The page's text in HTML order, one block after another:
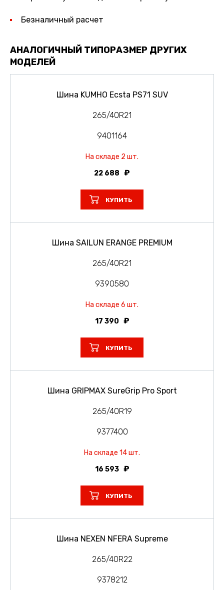
Безналичный расчет
АНАЛОГИЧНЫЙ ТИПОРАЗМЕР ДРУГИХ
МОДЕЛЕЙ
Шина KUMHO Ecsta PS71 SUV
265/40R21
9401164
На складе 2 шт.
22 688
КУПИТЬ
Шина SAILUN ERANGE PREMIUM
265/40R21
9390580
На складе 6 шт.
17 390
КУПИТЬ
Шина GRIPMAX SureGrip Pro Sport
265/40R19
9377400
На складе 14 шт.
16 593
КУПИТЬ
Шина NEXEN NFERA Supreme
265/40R22
9378212